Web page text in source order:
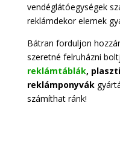
vendéglátóegységek
reklámdekor elemek
Bátran forduljon
szeretné felruházni
reklámtáblák,
reklámponyvák
számíthat ránk!